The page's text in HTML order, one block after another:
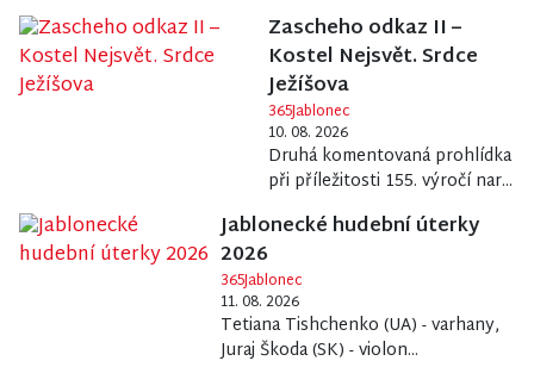
Zascheho odkaz II –
Kostel Nejsvět. Srdce
Ježíšova
365Jablonec
10. 08. 2026
Druhá komentovaná prohlídka
při příležitosti 155. výročí nar...
Jablonecké hudební úterky
2026
365Jablonec
11. 08. 2026
Tetiana Tishchenko (UA) - varhany,
Juraj Škoda (SK) - violon...